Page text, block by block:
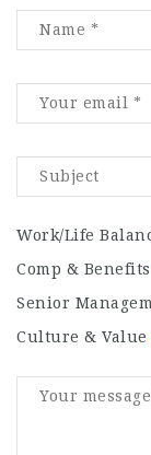
Work/Life
Comp & Benefits
Senior
Culture & Value